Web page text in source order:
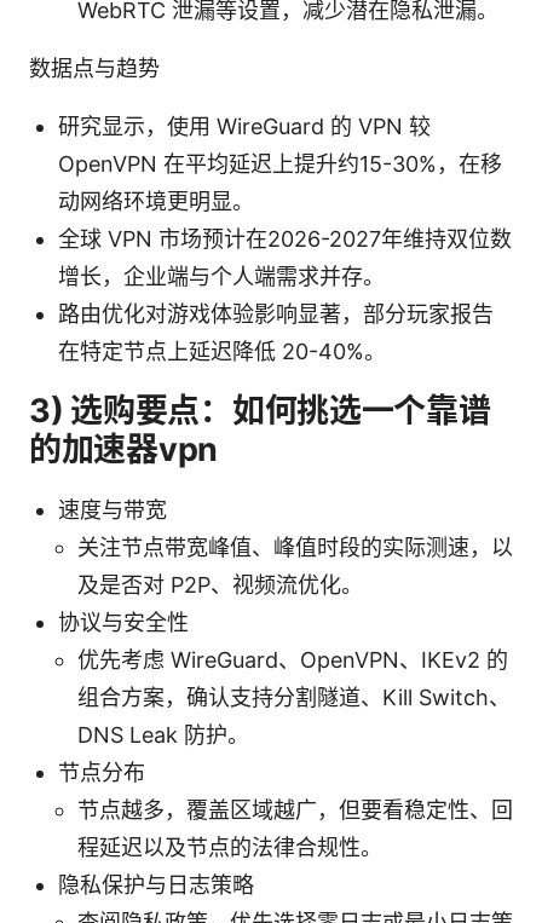
WebRTC 泄漏等设置，减少潜在隐私泄漏。
数据点与趋势
研究显示，使用 WireGuard 的 VPN 较
OpenVPN 在平均延迟上提升约15-30%，在移
动网络环境更明显。
全球 VPN 市场预计在2026-2027年维持双位数
增长，企业端与个人端需求并存。
路由优化对游戏体验影响显著，部分玩家报告
在特定节点上延迟降低 20-40%。
3) 选购要点：如何挑选一个靠谱
的加速器vpn
速度与带宽
关注节点带宽峰值、峰值时段的实际测速，以
及是否对 P2P、视频流优化。
协议与安全性
优先考虑 WireGuard、OpenVPN、IKEv2 的
组合方案，确认支持分割隧道、Kill Switch、
DNS Leak 防护。
节点分布
节点越多，覆盖区域越广，但要看稳定性、回
程延迟以及节点的法律合规性。
隐私保护与日志策略